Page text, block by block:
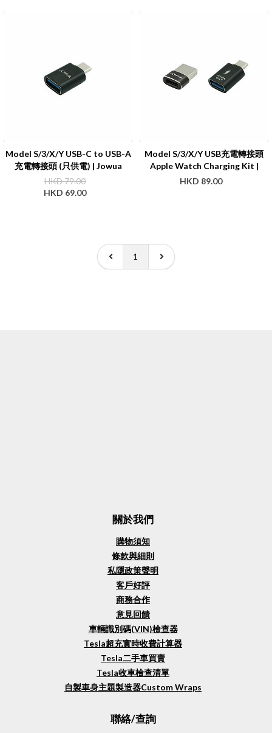
Model S/3/X/Y USB-C to USB-A
充電轉接頭 (只供電) | Jowua
HKD 79.00
HKD 69.00
Model S/3/X/Y USB充電轉接頭
Apple Watch Charging Kit |
Jowua
HKD 89.00
1
關於我們
購物須知
條款與細則
私隱政策聲明
客戶好評
商務合作
意見回饋
車輛識別碼(VIN)檢查器
Tesla超充實時收費計算器
Tesla二手車買賣
Tesla收車檢查清單
自製車身主題製造器Custom Wraps
聯絡/查詢